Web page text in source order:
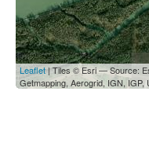
Leaflet| Tiles © Esri — Source:
Getmapping, Aerogrid, IGN,